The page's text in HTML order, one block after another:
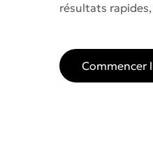
résultats
Commencer